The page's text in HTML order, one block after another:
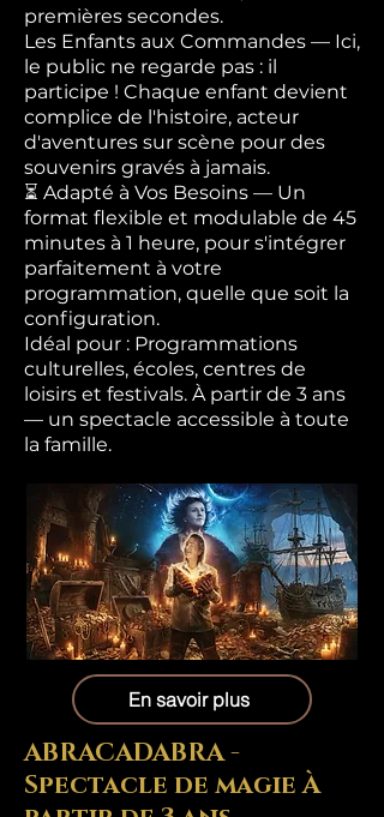
premières secondes.
Les Enfants aux Commandes — Ici,
le public ne regarde pas : il
participe ! Chaque enfant devient
complice de l'histoire, acteur
d'aventures sur scène pour des
souvenirs gravés à jamais.
⏳ Adapté à Vos Besoins — Un
format flexible et modulable de 45
minutes à 1 heure, pour s'intégrer
parfaitement à votre
programmation, quelle que soit la
configuration.
Idéal pour : Programmations
culturelles, écoles, centres de
loisirs et festivals. À partir de 3 ans
— un spectacle accessible à toute
la famille.
En savoir plus
ABRACADABRA -
Spectacle de magie À